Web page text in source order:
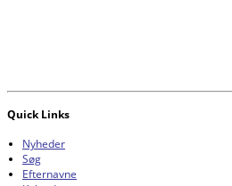
Quick Links
Nyheder
Søg
Efternavne